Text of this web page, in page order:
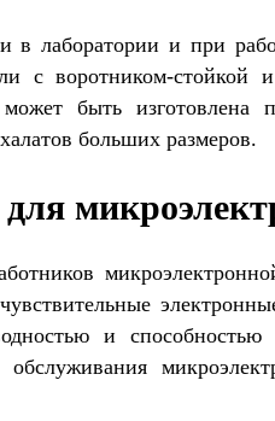
в лаборатории и при
воротником-стойкой
быть изготовлена
больших размеров.
и способностью